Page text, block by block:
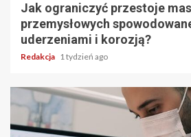
Jak ograniczyć przestoje
przemysłowych
uderzeniami i korozją?
Redakcja 1 tydzień ago